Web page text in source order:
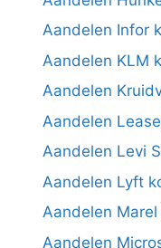
Aandelen Infor
Aandelen KLM
Aandelen
Aandelen
Aandelen Levi
Aandelen Lyft
Aandelen Marel
Aandelen